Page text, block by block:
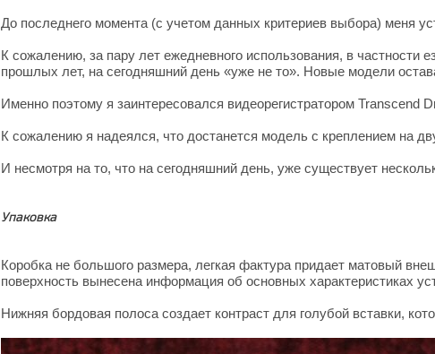
До последнего момента (с учетом данных критериев выбора) меня
К сожалению, за пару лет ежедневного использования, в
прошлых лет, на сегодняшний день «уже не то». Новые модели
Именно поэтому я заинтересовался видеорегистратором Transcend
К сожалению я надеялся, что достанется модель с креплением на
И несмотря на то, что на сегодняшний день, уже существует
Упаковка
Коробка не большого размера, легкая фактура придает матовый
поверхность вынесена информация об основных характеристиках
Нижняя бордовая полоса создает контраст для голубой вставки,